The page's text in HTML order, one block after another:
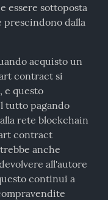
essere sottoposta
dalla
acquisto un
contract si
e questo
tutto pagando
rete blockchain
contract
anche
all'autore
continui a